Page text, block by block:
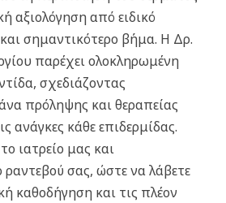
αξιολόγηση από ειδικό
σημαντικότερο βήμα. Η Δρ.
παρέχει ολοκληρωμένη
σχεδιάζοντας
πρόληψης και θεραπείας
ανάγκες κάθε επιδερμίδας.
ιατρείο μας και
σας, ώστε να λάβετε
καθοδήγηση και τις πλέον